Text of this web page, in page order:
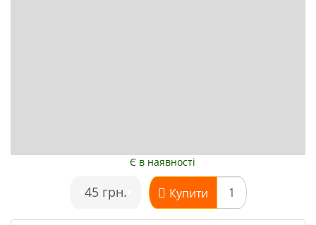
Є в наявності
45 грн. Купити